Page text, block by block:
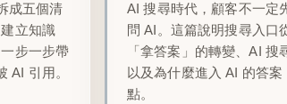
成五個清
立知識
步一步帶
AI 引用。
AI 搜尋時代，顧客不一定
問 AI。這篇說明搜尋入口
「拿答案」的轉變、AI 搜
以及為什麼進入 AI 的答
點。